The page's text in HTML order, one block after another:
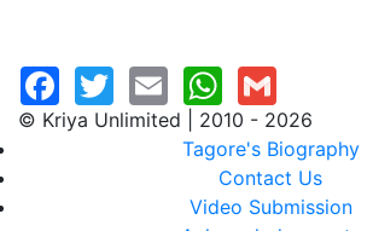
© Kriya Unlimited | 2010 - 2026
Tagore's Biography
Contact Us
Video Submission